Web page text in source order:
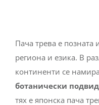
Пача трева е
региона и езика. В
континенти се
ботанически
тях е японска пача